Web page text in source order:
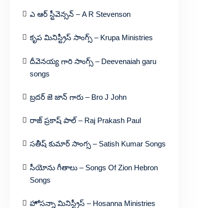
ఎ ఆర్ స్టీవెన్సన్ – A R Stevenson
కృప మినిస్ట్రీస్ సాంగ్స్ – Krupa Ministries
దీవెనయ్య గారి సాంగ్స్ – Deevenaiah garu
songs
బ్రదర్ జె జాన్ గారు – Bro J John
రాజ్ ప్రకాష్ పాల్ – Raj Prakash Paul
సతీష్ కుమార్ సాంగ్స – Satish Kumar Songs
సీయోను గీతాలు – Songs Of Zion Hebron
Songs
హోసన్నా మినిస్ట్రీస్ – Hosanna Ministries